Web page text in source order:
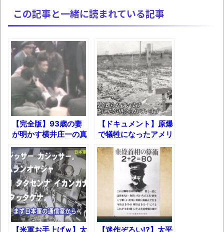
独学で挑んだ2026年二級建築士学科試験結
果速報（仮）
体験談：仕事で同じビルの中に入っている
グループ会社の嫁子 [ほのぼの]
葉月つばさちゃん、昔から見てるんだけど
かなりお姉さんになったね
壊れたエアコンと歌えないボク
バージョンアップ情報更新 AOMEI
Backupper Standard 8.3.0 などバージョンア
ップ
高嶋ちさ子、ダウン症の姉が暴行事件！事
件の一部始終と衝撃の結末
【呆然】北海道旅行ワイ「ウニイクラ丼特
盛で食うぞ！！！うおおおおおおお
お！！！！！」→結
この記事と一緒に読まれている記事
【完全版】93歳の妻
が明かす横井庄一の真
実。伝説のサバイバー
の戦後
【ドキュメント】原爆
で犠牲になったアメリ
カ兵「被爆米兵」【完
全版】
【米軍お手上げｗ】太 【迷作ぞろい!?】太平